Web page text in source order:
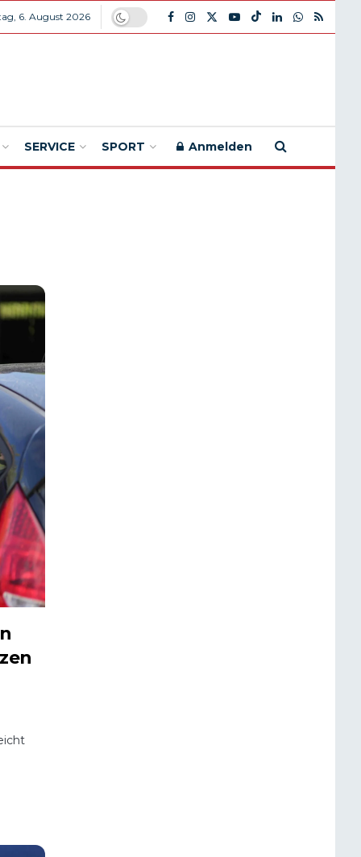
6. August 2026
SERVICE SPORT Anmelden